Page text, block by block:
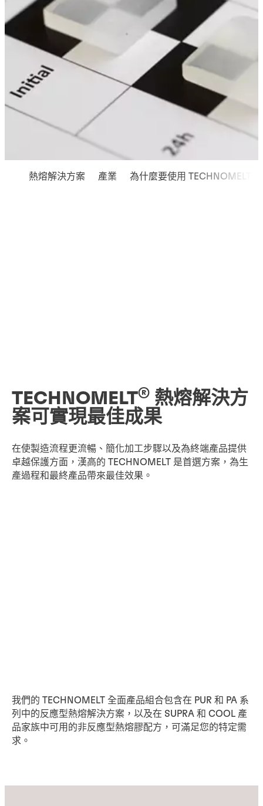
熱熔解決方案 產業 為什麼要使用 TECHNOMELT
TECHNOMELT® 熱熔解決方
案可實現最佳成果
在使製造流程更流暢、簡化加工步驟以及為終端產品提供
卓越保護方面，漢高的 TECHNOMELT 是首選方案，為生
產過程和最終產品帶來最佳效果。
我們的 TECHNOMELT 全面產品組合包含在 PUR 和 PA 系
列中的反應型熱熔解決方案，以及在 SUPRA 和 COOL 產
品家族中可用的非反應型熱熔膠配方，可滿足您的特定需
求。